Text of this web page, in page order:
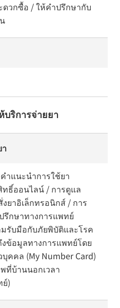
ดวกซื้อ / ให้คำปรึกษากับ
บริการจ่ายยา
ำแนะนำการใช้ยา
ธิ์ออนไลน์ / การดูแล
ยาอิเล็กทรอนิกส์ / การ
รึกษาทางการแพทย์
รับมือกับภัยพิบัติและโรค
งข้อมูลทางการแพทย์โดย
คคล (My Number Card)
ที่บ้านนอกเวลา
)